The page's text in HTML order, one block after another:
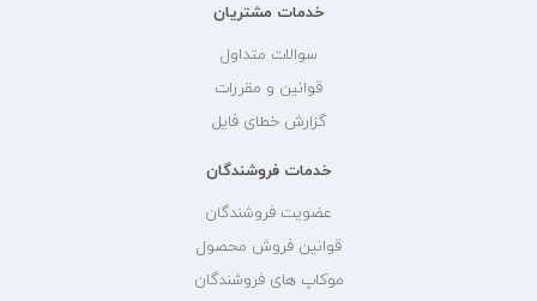
خدمات مشتریان
سوالات متداول
قوانین و مقررات
گزارش خطای فایل
خدمات فروشندگان
عضویت فروشندگان
قوانین فروش محصول
موکاپ های فروشندگان